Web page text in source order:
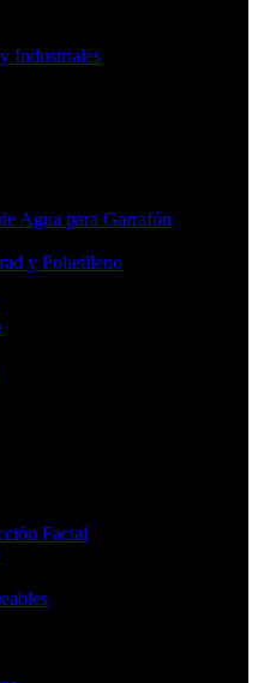
Industriales
Agua para Garrafón
y Polietileno
Facial